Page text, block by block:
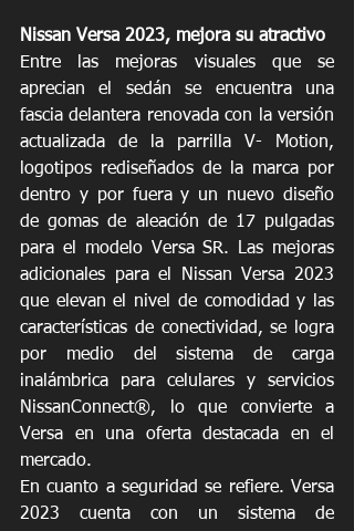
Nissan Versa 2023, mejora su atractivo
Entre las mejoras visuales que se
aprecian el sedán se encuentra una
fascia delantera renovada con la versión
actualizada de la parrilla V- Motion,
logotipos rediseñados de la marca por
dentro y por fuera y un nuevo diseño
de gomas de aleación de 17 pulgadas
para el modelo Versa SR. Las mejoras
adicionales para el Nissan Versa 2023
que elevan el nivel de comodidad y las
características de conectividad, se logra
por medio del sistema de carga
inalámbrica para celulares y servicios
NissanConnect®, lo que convierte a
Versa en una oferta destacada en el
mercado.
En cuanto a seguridad se refiere. Versa
2023 cuenta con un sistema de